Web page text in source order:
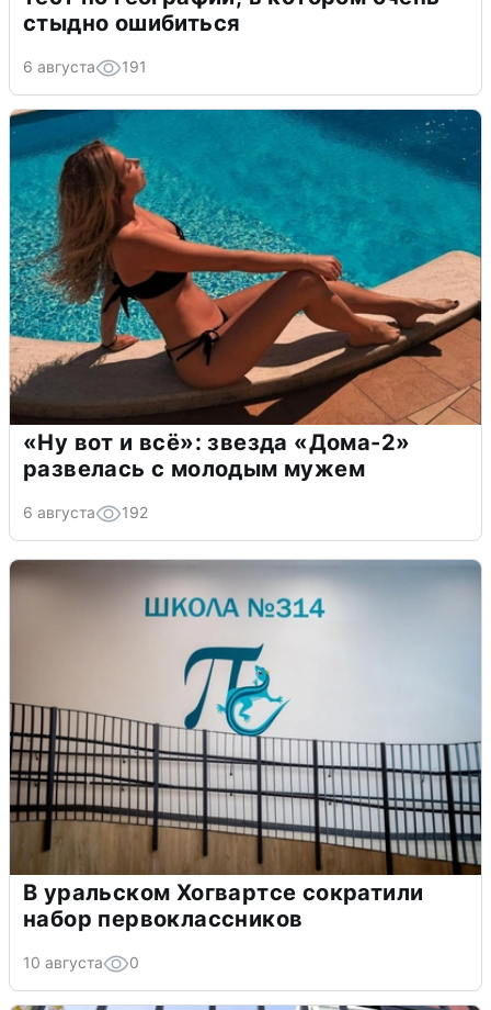
стыдно ошибиться
6 августа 191
«Ну вот и всё»: звезда «Дома-2»
развелась с молодым мужем
6 августа 192
В уральском Хогвартсе сократили
набор первоклассников
10 августа 0